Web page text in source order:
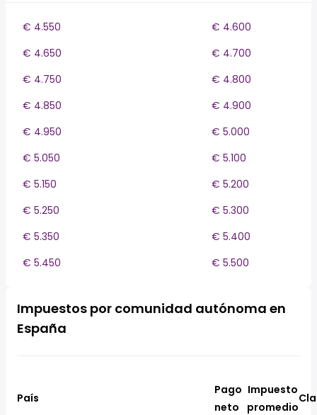
€ 4.550
€ 4.600
€ 4.650
€ 4.700
€ 4.750
€ 4.800
€ 4.850
€ 4.900
€ 4.950
€ 5.000
€ 5.050
€ 5.100
€ 5.150
€ 5.200
€ 5.250
€ 5.300
€ 5.350
€ 5.400
€ 5.450
€ 5.500
Impuestos por comunidad autónoma en
España
País
Pago
neto
Impuesto
promedio